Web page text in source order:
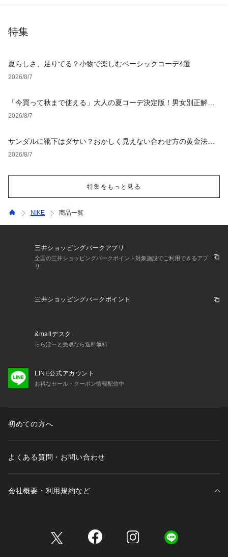
特集
夏らしさ、足りてる？小物で楽しむベーシックコーデ4選
2026/8/7
「今買って秋まで使える」大人の夏コーデ決定版！男女別正解ス
タイルとNGな着こなし
2026/8/7
サンダルに靴下はダサい？おかしく見えない合わせ方の黄金法則
と男女別おすすめコーデ
2026/8/7
特集をもっと見る
NIKE 商品一覧
三井ショッピングパークアプリ
全国の三井ショッピングパークポイント対象施設でご利用できるアプ
リ
三井ショッピングパークポイント
&mallデスク
ららぽーと受取なら送料無料
LINE公式アカウント
お得なセール・クーポン情報配信中
初めての方へ
よくある質問・お問い合わせ
会社概要・利用規約など